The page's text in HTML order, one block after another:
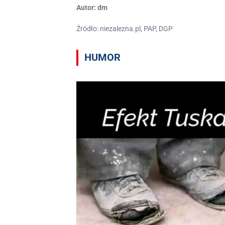
Autor: dm
Źródło: niezalezna.pl, PAP, DGP
HUMOR